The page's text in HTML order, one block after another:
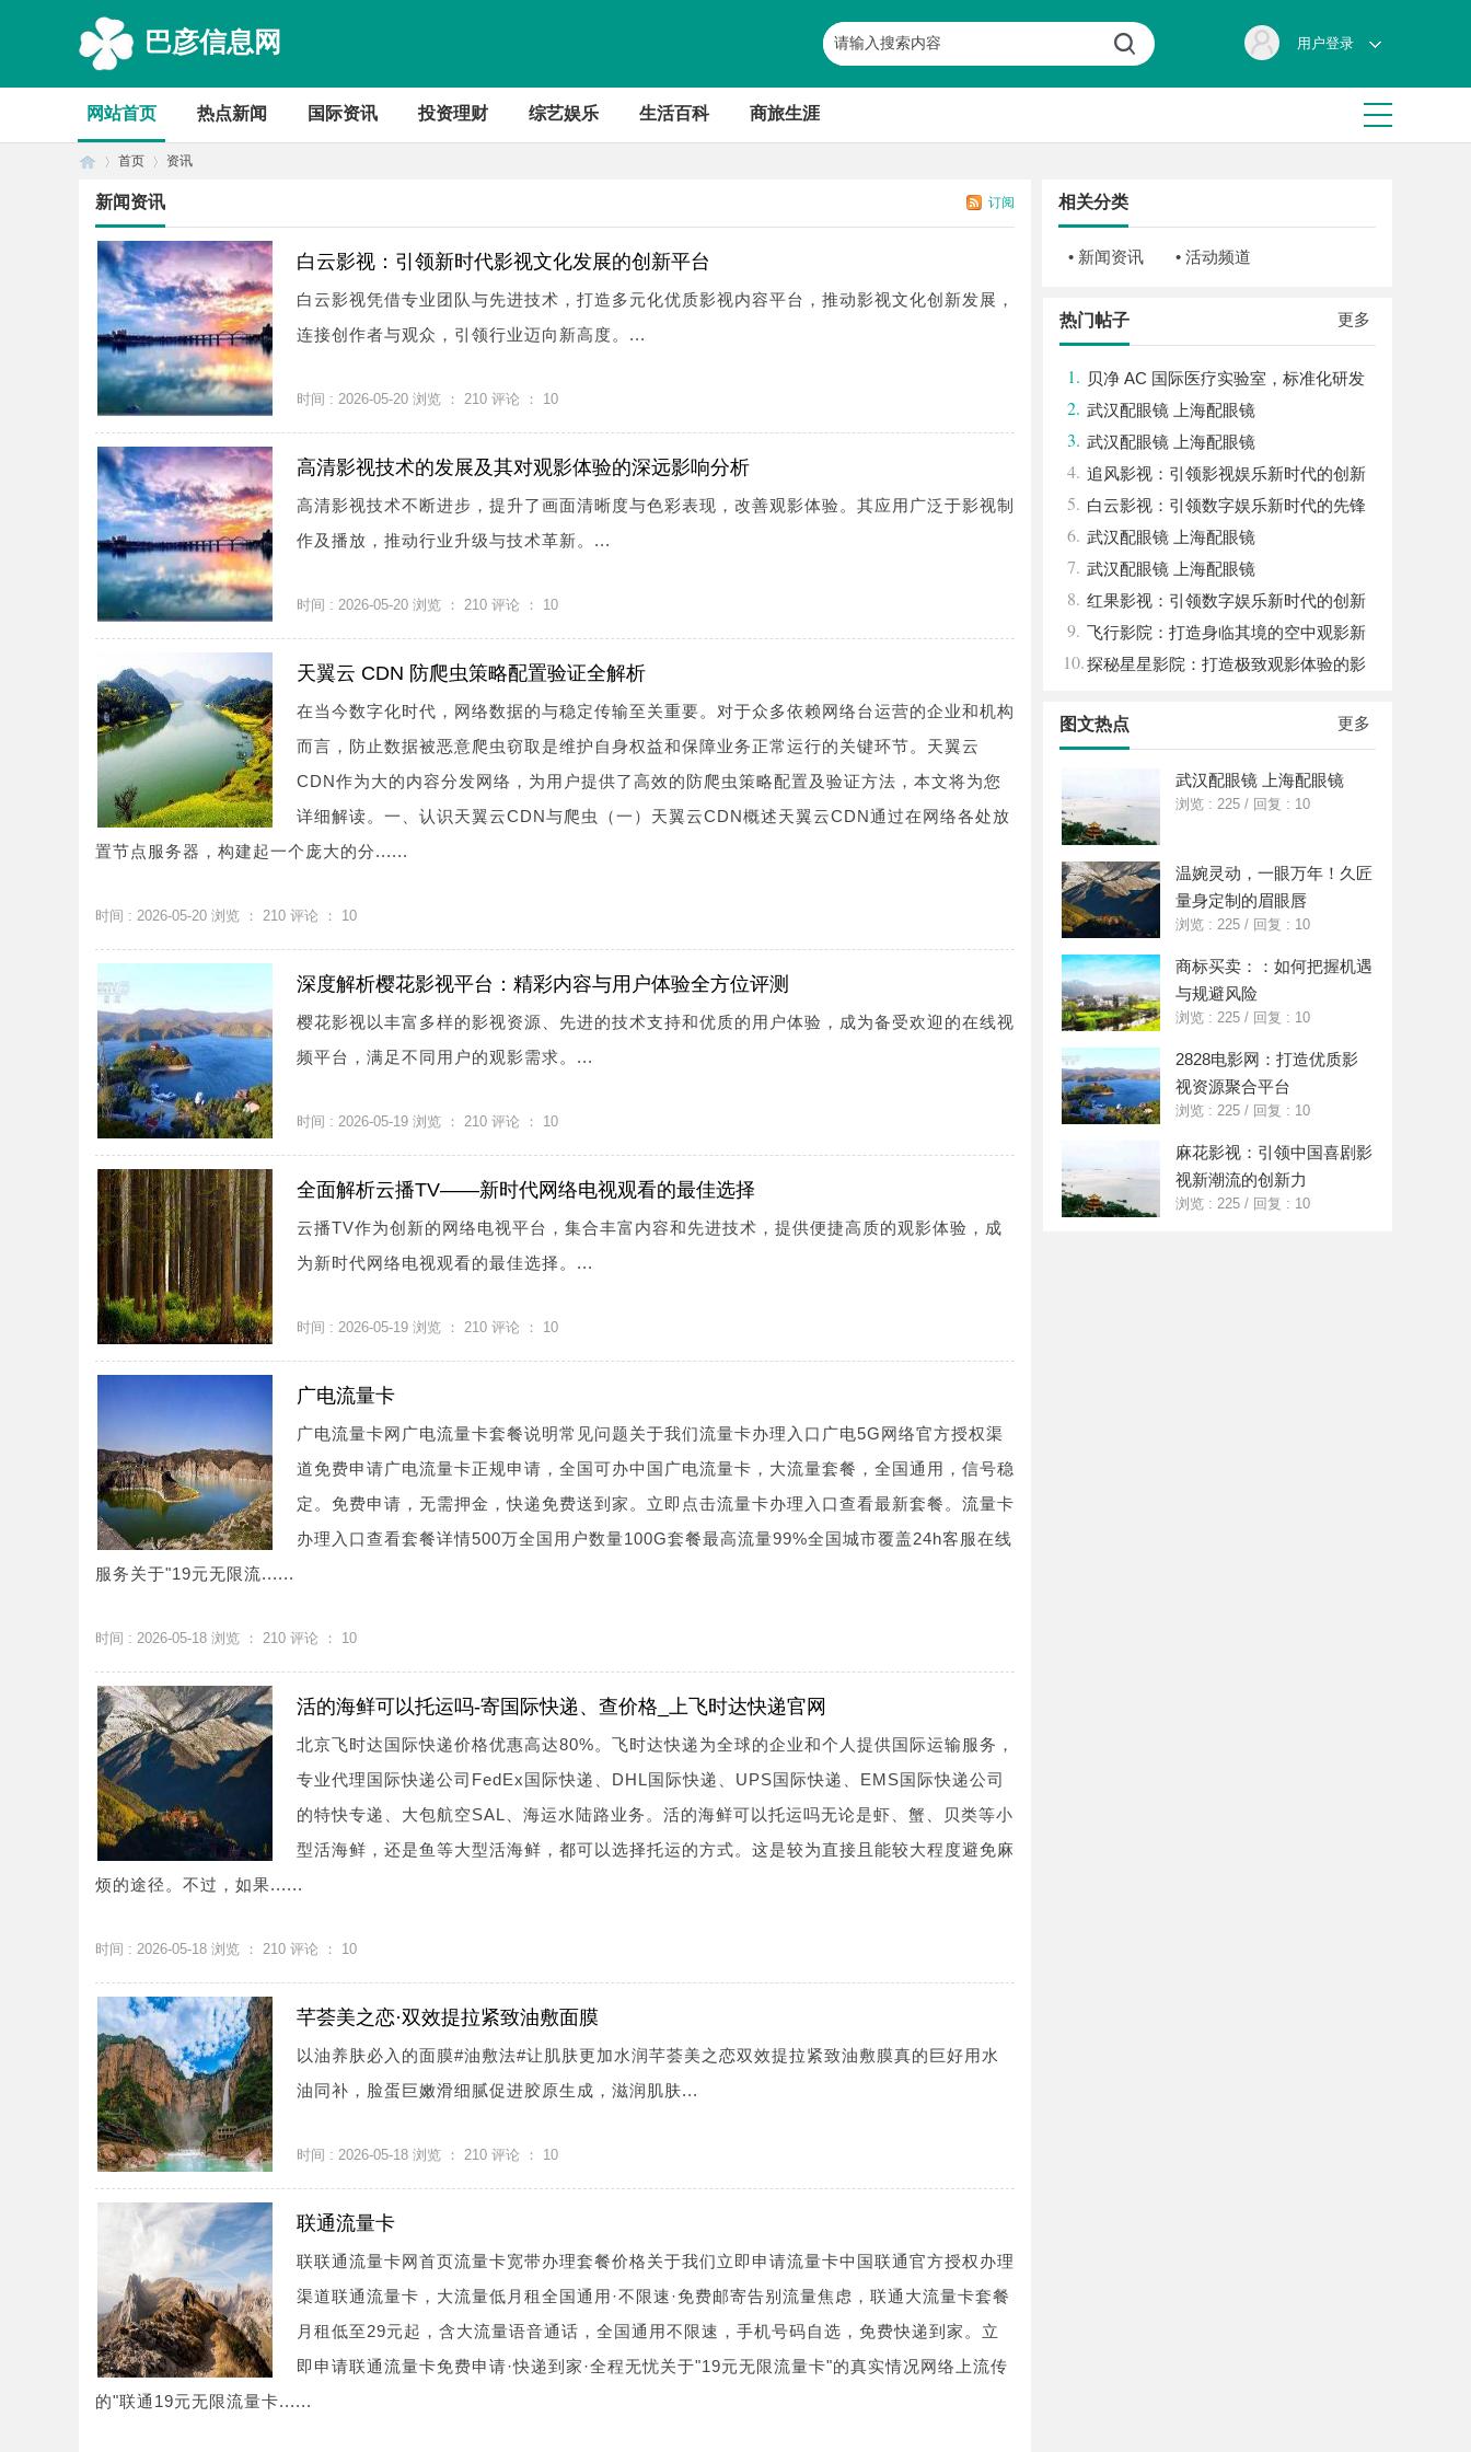
巴彦信息网 用户登录
网站首页 热点新闻 国际资讯 投资理财 综艺娱乐 生活百科 商旅生涯
›
首页
›
资讯
订阅
新闻资讯
白云影视：引领新时代影视文化发展的创新平台
白云影视凭借专业团队与先进技术，打造多元化优质影视内容平台，推动影视文化创新发展，
连接创作者与观众，引领行业迈向新高度。...
时间 : 2026-05-20 浏览 ： 210 评论 ： 10
高清影视技术的发展及其对观影体验的深远影响分析
高清影视技术不断进步，提升了画面清晰度与色彩表现，改善观影体验。其应用广泛于影视制
作及播放，推动行业升级与技术革新。...
时间 : 2026-05-20 浏览 ： 210 评论 ： 10
天翼云 CDN 防爬虫策略配置验证全解析
在当今数字化时代，网络数据的与稳定传输至关重要。对于众多依赖网络台运营的企业和机构
而言，防止数据被恶意爬虫窃取是维护自身权益和保障业务正常运行的关键环节。天翼云
CDN作为大的内容分发网络，为用户提供了高效的防爬虫策略配置及验证方法，本文将为您
详细解读。一、认识天翼云CDN与爬虫（一）天翼云CDN概述天翼云CDN通过在网络各处放
置节点服务器，构建起一个庞大的分......
时间 : 2026-05-20 浏览 ： 210 评论 ： 10
深度解析樱花影视平台：精彩内容与用户体验全方位评测
樱花影视以丰富多样的影视资源、先进的技术支持和优质的用户体验，成为备受欢迎的在线视
频平台，满足不同用户的观影需求。...
时间 : 2026-05-19 浏览 ： 210 评论 ： 10
全面解析云播TV——新时代网络电视观看的最佳选择
云播TV作为创新的网络电视平台，集合丰富内容和先进技术，提供便捷高质的观影体验，成
为新时代网络电视观看的最佳选择。...
时间 : 2026-05-19 浏览 ： 210 评论 ： 10
广电流量卡
广电流量卡网广电流量卡套餐说明常见问题关于我们流量卡办理入口广电5G网络官方授权渠
道免费申请广电流量卡正规申请，全国可办中国广电流量卡，大流量套餐，全国通用，信号稳
定。免费申请，无需押金，快递免费送到家。立即点击流量卡办理入口查看最新套餐。流量卡
办理入口查看套餐详情500万全国用户数量100G套餐最高流量99%全国城市覆盖24h客服在线
服务关于"19元无限流......
时间 : 2026-05-18 浏览 ： 210 评论 ： 10
活的海鲜可以托运吗-寄国际快递、查价格_上飞时达快递官网
北京飞时达国际快递价格优惠高达80%。飞时达快递为全球的企业和个人提供国际运输服务，
专业代理国际快递公司FedEx国际快递、DHL国际快递、UPS国际快递、EMS国际快递公司
的特快专递、大包航空SAL、海运水陆路业务。活的海鲜可以托运吗无论是虾、蟹、贝类等小
型活海鲜，还是鱼等大型活海鲜，都可以选择托运的方式。这是较为直接且能较大程度避免麻
烦的途径。不过，如果......
时间 : 2026-05-18 浏览 ： 210 评论 ： 10
芊荟美之恋·双效提拉紧致油敷面膜
以油养肤必入的面膜#油敷法#让肌肤更加水润芊荟美之恋双效提拉紧致油敷膜真的巨好用水
油同补，脸蛋巨嫩滑细腻促进胶原生成，滋润肌肤...
时间 : 2026-05-18 浏览 ： 210 评论 ： 10
联通流量卡
联联通流量卡网首页流量卡宽带办理套餐价格关于我们立即申请流量卡中国联通官方授权办理
渠道联通流量卡，大流量低月租全国通用·不限速·免费邮寄告别流量焦虑，联通大流量卡套餐
月租低至29元起，含大流量语音通话，全国通用不限速，手机号码自选，免费快递到家。立
即申请联通流量卡免费申请·快递到家·全程无忧关于"19元无限流量卡"的真实情况网络上流传
的"联通19元无限流量卡......
相关分类
• 新闻资讯 • 活动频道
更多
热门帖子
1. 贝净 AC 国际医疗实验室，标准化研发
体系全解析
2. 武汉配眼镜 上海配眼镜
3. 武汉配眼镜 上海配眼镜
4. 追风影视：引领影视娱乐新时代的创新
平台
5. 白云影视：引领数字娱乐新时代的先锋
力量
6. 武汉配眼镜 上海配眼镜
7. 武汉配眼镜 上海配眼镜
8. 红果影视：引领数字娱乐新时代的创新
力量
9. 飞行影院：打造身临其境的空中观影新
体验
10.探秘星星影院：打造极致观影体验的影
更多
图文热点
武汉配眼镜 上海配眼镜
浏览 : 225 / 回复 : 10
温婉灵动，一眼万年！久匠
量身定制的眉眼唇
浏览 : 225 / 回复 : 10
商标买卖：：如何把握机遇
与规避风险
浏览 : 225 / 回复 : 10
2828电影网：打造优质影
视资源聚合平台
浏览 : 225 / 回复 : 10
麻花影视：引领中国喜剧影
视新潮流的创新力
浏览 : 225 / 回复 : 10